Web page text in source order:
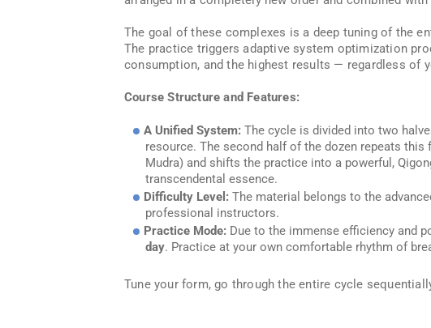
The goal of these complexes is a deep tuning of the
The practice triggers adaptive system optimization
consumption, and the highest results — regardless of
Course Structure and Features:
A Unified System: The cycle is divided into two
resource. The second half of the dozen repeats
Mudra) and shifts the practice into a powerful,
transcendental essence.
Difficulty Level: The material belongs to the
professional instructors.
Practice Mode: Due to the immense efficiency and
day. Practice at your own comfortable rhythm of
Tune your form, go through the entire cycle